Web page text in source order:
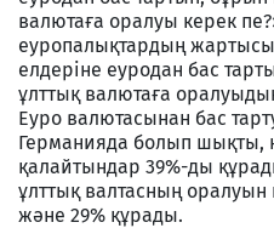
валютаға оралуы керек
еуропалықтардың
елдеріне еуродан бас
ұлттық валютаға
Еуро валютасынан бас
Германияда болып шықты,
қалайтындар 39%-ды
ұлттық валтасның
және 29% құрады.